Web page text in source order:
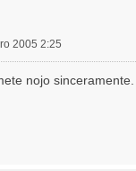
2005 2:25
nojo